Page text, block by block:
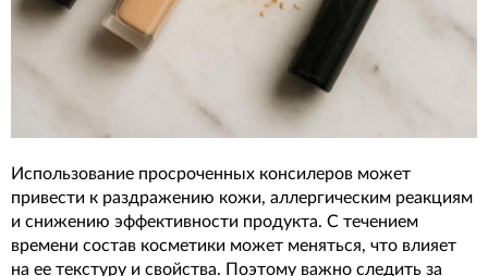
Использование просроченных консилеров может
привести к раздражению кожи, аллергическим реакциям
и снижению эффективности продукта. С течением
времени состав косметики может меняться, что влияет
на ее текстуру и свойства. Поэтому важно следить за